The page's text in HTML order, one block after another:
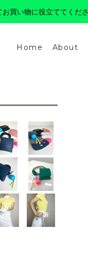
買い物に役立ててくだ
Home About